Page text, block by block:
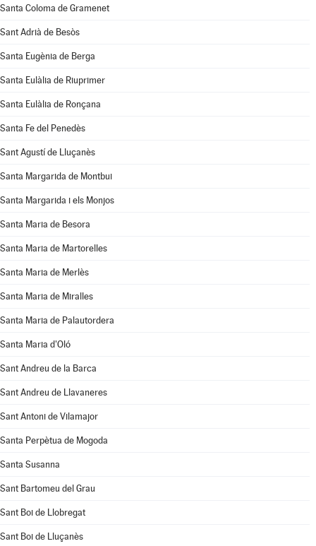
Santa Coloma de Gramenet
Sant Adrià de Besòs
Santa Eugènia de Berga
Santa Eulàlia de Riuprimer
Santa Eulàlia de Ronçana
Santa Fe del Penedès
Sant Agustí de Lluçanès
Santa Margarida de Montbui
Santa Margarida i els Monjos
Santa Maria de Besora
Santa Maria de Martorelles
Santa Maria de Merlès
Santa Maria de Miralles
Santa Maria de Palautordera
Santa Maria d'Oló
Sant Andreu de la Barca
Sant Andreu de Llavaneres
Sant Antoni de Vilamajor
Santa Perpètua de Mogoda
Santa Susanna
Sant Bartomeu del Grau
Sant Boi de Llobregat
Sant Boi de Lluçanès